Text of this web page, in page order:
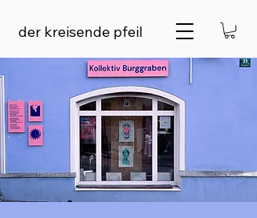
der kreisende pfeil